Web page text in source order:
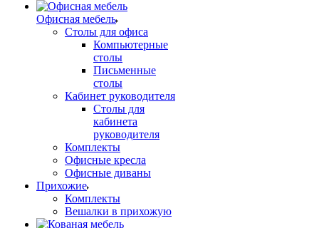
Офисная мебель
Столы для офиса
Компьютерные
столы
Письменные
столы
Кабинет руководителя
Столы для
кабинета
руководителя
Комплекты
Офисные кресла
Офисные диваны
Прихожие
Комплекты
Вешалки в прихожую